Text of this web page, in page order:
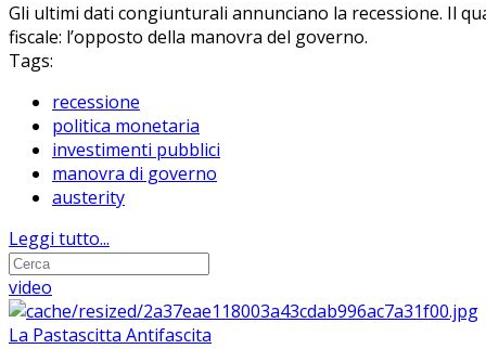
Gli ultimi dati congiunturali annunciano la recessione. Il
fiscale: l’opposto della manovra del governo.
Tags:
recessione
politica monetaria
investimenti pubblici
manovra di governo
austerity
Leggi tutto...
video
La Pastascitta Antifascita